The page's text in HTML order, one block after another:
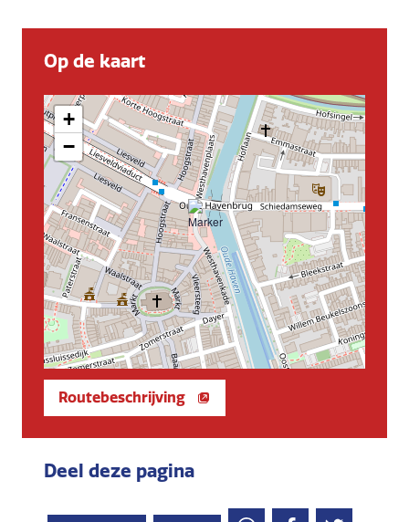
Op de kaart
+
−
Routebeschrijving
Deel deze pagina